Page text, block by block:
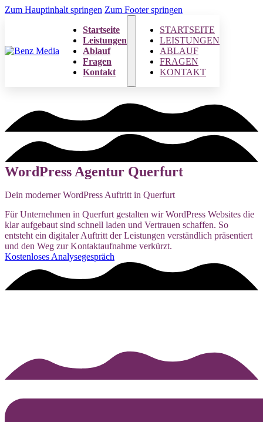
Zum Hauptinhalt springen Zum Footer springen
Startseite
Leistungen
Ablauf
Fragen
Kontakt
STARTSEITE
LEISTUNGEN
ABLAUF
FRAGEN
KONTAKT
WordPress Agentur Querfurt
Dein moderner WordPress Auftritt in Querfurt
Für Unternehmen in Querfurt gestalten wir WordPress Websites die
klar aufgebaut sind schnell laden und Vertrauen schaffen. So
entsteht ein digitaler Auftritt der Leistungen verständlich präsentiert
und den Weg zur Kontaktaufnahme verkürzt.
Kostenloses Analysegespräch